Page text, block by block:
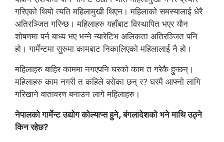
गरिएको थियो त्यति महिलामुखी थिएन। महिलाको समस्यालाई धेरै
अतिरञ्जित गरिन्छ। महिलाहरु यहाँबाट विस्थापित भएर यौन
शोषणमा पर्न बाध्य भए भन्ने न्यारेटिभ अलिकता अतिरञ्जित पनि
हो। गार्मेन्टमा सुरुमा कामबाट निकालिएको महिलालाई नै हो।
महिलाहरु बाहिर काममा नगएपनि घरको काम त गरेकै हुन्छन्।
महिलाहरु काम नगरी त कहिले बसेका छन् र? घरमै आफ्नो लागि
गरिखाने वातावरण बनाउन लागे महिलाहरु।
नेपालको गार्मेन्ट उद्योग कोल्याप्स हुने, बंगलादेशको भने माथि उठ्ने
किन रहेछ?